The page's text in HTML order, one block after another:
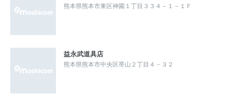
熊本県熊本市東区神園１丁目３３４－１－１Ｆ
益永武道具店
熊本県熊本市中央区帯山２丁目４－３２